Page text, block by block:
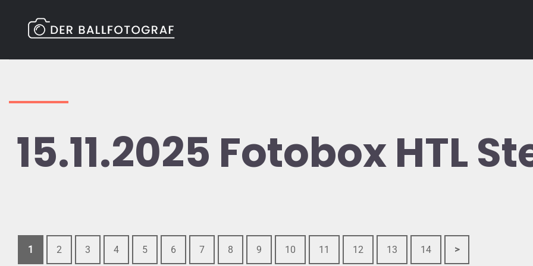
springen
15.11.2025 Fotobox HTL
1 2 3 4 5 6 7 8 9 10 11 12 13 14 >